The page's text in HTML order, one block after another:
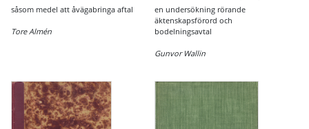
såsom medel att åvägabringa aftal
Tore Almén
en undersökning rörande
äktenskapsförord och
bodelningsavtal
Gunvor Wallin